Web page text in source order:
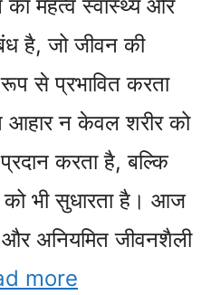
महत्व स्वास्थ्य और
है, जो जीवन की
रूप से प्रभावित करता
न केवल शरीर को
करता है, बल्कि
को भी सुधारता है। आज
और अनियमित जीवनशैली
more